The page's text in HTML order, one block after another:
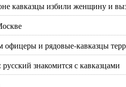
кавказцы избили женщину и
офицеры и рядовые-кавказцы
знакомится с кавказцами